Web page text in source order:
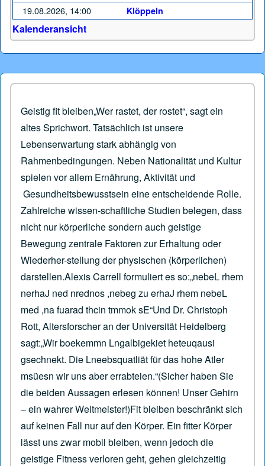
Geistig fit bleiben„Wer rastet, der rostet“, sagt ein
altes Sprichwort. Tatsächlich ist unsere
Lebenserwartung stark abhängig von
Rahmenbedingungen. Neben Nationalität und Kultur
spielen vor allem Ernährung, Aktivität und
Gesundheitsbewusstsein eine entscheidende Rolle.
Zahlreiche wissen-schaftliche Studien belegen, dass
nicht nur körperliche sondern auch geistige
Bewegung zentrale Faktoren zur Erhaltung oder
Wiederher-stellung der physischen (körperlichen)
darstellen.Alexis Carrell formuliert es so:„nebeL rhem
nerhaJ ned nrednos ,nebeg zu erhaJ rhem nebeL
med ,na fuarad thcin tmmok sE“Und Dr. Christoph
Rott, Altersforscher an der Universität Heidelberg
sagt:„Wir boekemmn Lngalbigekiet heteuqausi
gsechnekt. Die Lneebsquatliät für das hohe Atler
msüesn wir uns aber errabteien.“(Sicher haben Sie
die beiden Aussagen erlesen können! Unser Gehirn
– ein wahrer Weltmeister!)Fit bleiben beschränkt sich
auf keinen Fall nur auf den Körper. Ein fitter Körper
lässt uns zwar mobil bleiben, wenn jedoch die
geistige Fitness verloren geht, gehen gleichzeitig
19.08.2026, 14:00 Klöppeln
Kalenderansicht